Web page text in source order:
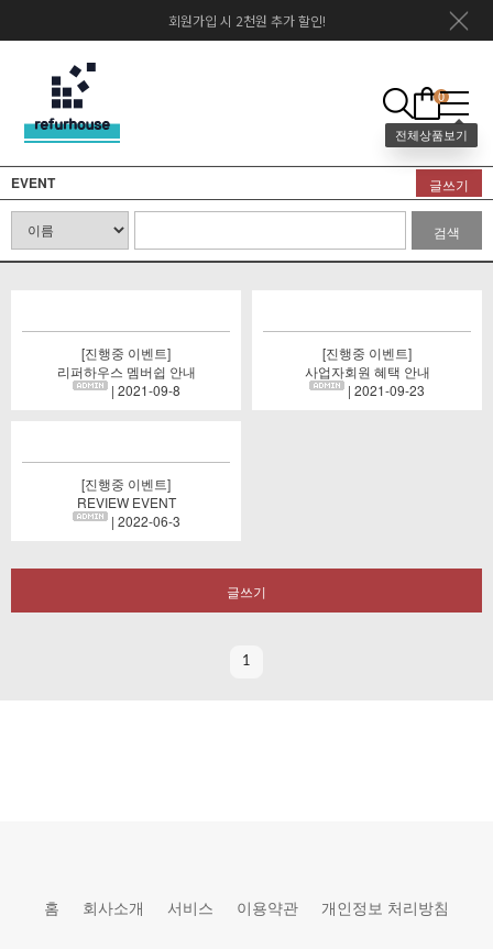
회원가입 시 2천원 추가 할인!
0
EVENT 글쓰기
검색
[진행중 이벤트]
리퍼하우스 멤버쉽 안내
| 2021-09-8
[진행중 이벤트]
사업자회원 혜택 안내
| 2021-09-23
[진행중 이벤트]
REVIEW EVENT
| 2022-06-3
글쓰기
1
홈 회사소개 서비스 이용약관 개인정보 처리방침